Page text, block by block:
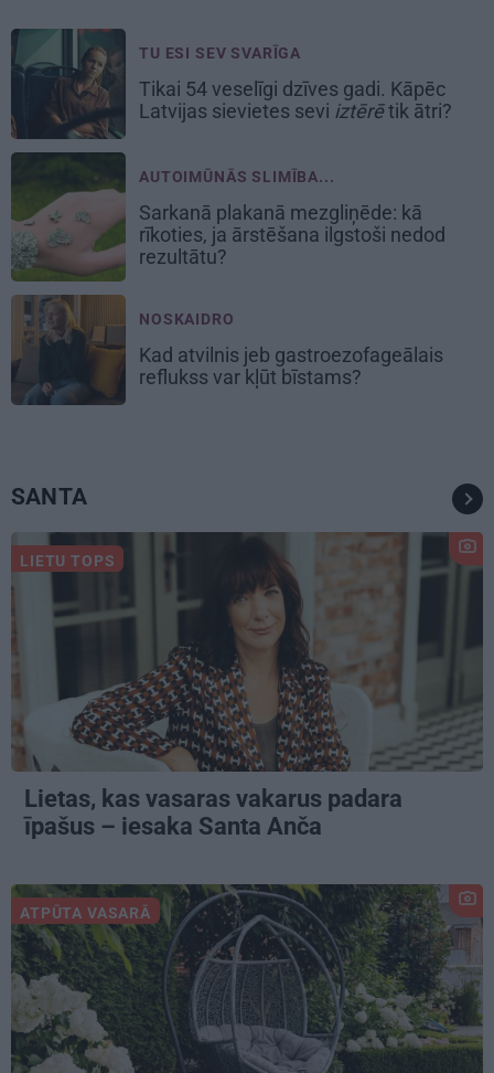
TU ESI SEV SVARĪGA
Tikai 54 veselīgi dzīves gadi. Kāpēc
Latvijas sievietes sevi iztērētik ātri?
AUTOIMŪNĀS SLIMĪBA...
Sarkanā plakanā mezgliņēde: kā
rīkoties, ja ārstēšana ilgstoši nedod
rezultātu?
NOSKAIDRO
Kad atvilnis jeb gastroezofageālais
reflukss var kļūt bīstams?
SANTA
LIETU TOPS
Lietas, kas vasaras vakarus padara
īpašus – iesaka Santa Anča
ATPŪTA VASARĀ